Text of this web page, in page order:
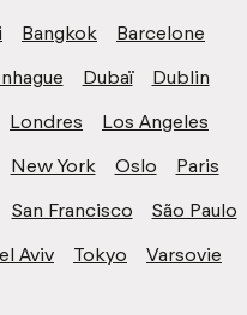
Bangkok
Barcelone
Dubaï
Dublin
Londres
Los Angeles
New York Oslo
Paris
San Francisco
São Paulo
Aviv Tokyo Varsovie